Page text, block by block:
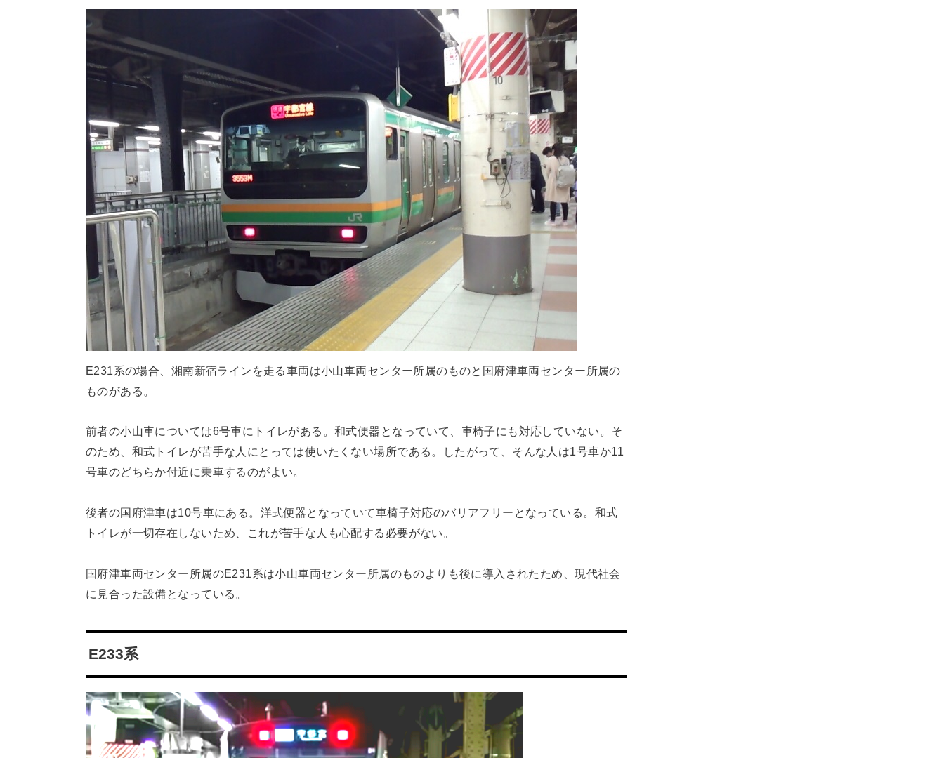
E231系の場合、湘南新宿ラインを走る車両は小山車両センター所属のものと国府津車両センター所属の
ものがある。
前者の小山車については6号車にトイレがある。和式便器となっていて、車椅子にも対応していない。そ
のため、和式トイレが苦手な人にとっては使いたくない場所である。したがって、そんな人は1号車か11
号車のどちらか付近に乗車するのがよい。
後者の国府津車は10号車にある。洋式便器となっていて車椅子対応のバリアフリーとなっている。和式
トイレが一切存在しないため、これが苦手な人も心配する必要がない。
国府津車両センター所属のE231系は小山車両センター所属のものよりも後に導入されたため、現代社会
に見合った設備となっている。
E233系